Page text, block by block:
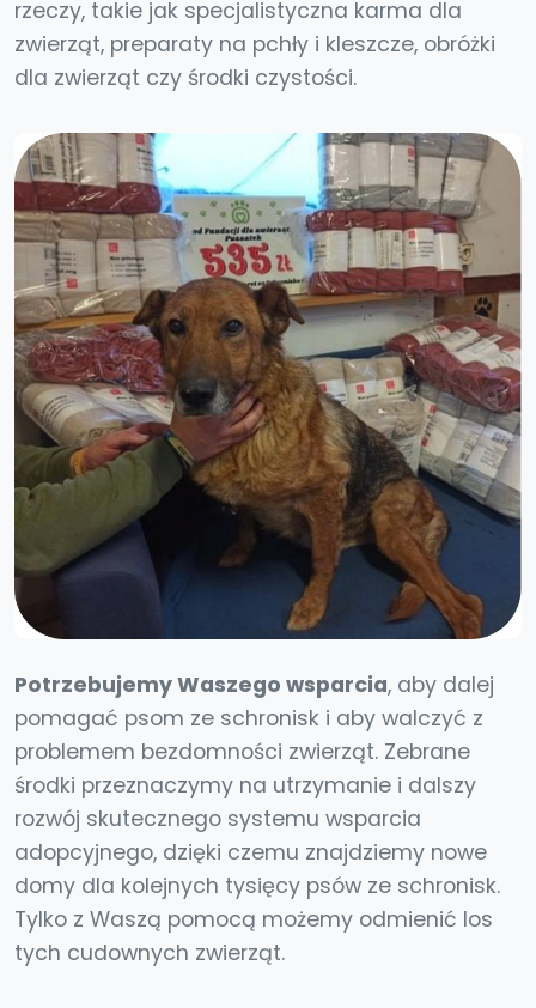
rzeczy, takie jak specjalistyczna karma dla
zwierząt, preparaty na pchły i kleszcze, obróżki
dla zwierząt czy środki czystości.
Potrzebujemy Waszego wsparcia, aby dalej
pomagać psom ze schronisk i aby walczyć z
problemem bezdomności zwierząt. Zebrane
środki przeznaczymy na utrzymanie i dalszy
rozwój skutecznego systemu wsparcia
adopcyjnego, dzięki czemu znajdziemy nowe
domy dla kolejnych tysięcy psów ze schronisk.
Tylko z Waszą pomocą możemy odmienić los
tych cudownych zwierząt.